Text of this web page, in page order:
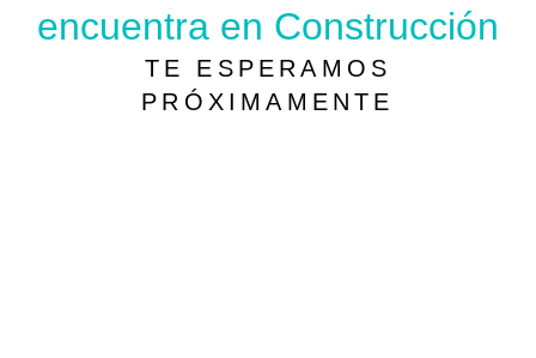
encuentra en Construcción
TE ESPERAMOS
PRÓXIMAMENTE